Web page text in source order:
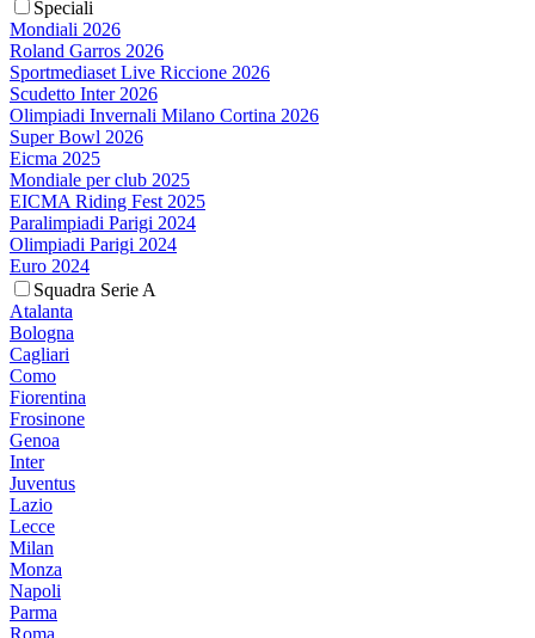
Speciali
Mondiali 2026
Roland Garros 2026
Sportmediaset Live Riccione 2026
Scudetto Inter 2026
Olimpiadi Invernali Milano Cortina 2026
Super Bowl 2026
Eicma 2025
Mondiale per club 2025
EICMA Riding Fest 2025
Paralimpiadi Parigi 2024
Olimpiadi Parigi 2024
Euro 2024
Squadra Serie A
Atalanta
Bologna
Cagliari
Como
Fiorentina
Frosinone
Genoa
Inter
Juventus
Lazio
Lecce
Milan
Monza
Napoli
Parma
Roma